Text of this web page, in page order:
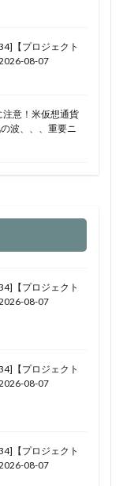
【プロジェクト
08-07
意！米仮想通貨
波、、、重要ニ
【プロジェクト
08-07
【プロジェクト
08-07
【プロジェクト
08-07